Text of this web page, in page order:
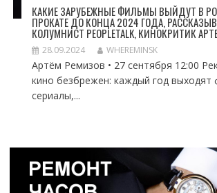
КАКИЕ ЗАРУБЕЖНЫЕ ФИЛЬМЫ ВЫЙДУТ В
ПРОКАТЕ ДО КОНЦА 2024 ГОДА,
КОЛУМНИСТ PEOPLETALK, КИНОКРИТИК
28.09.2024 WHEREMINSK
Артём Ремизов • 27 сентября 12:00
кино безбрежен: каждый год выходят
сериалы,...